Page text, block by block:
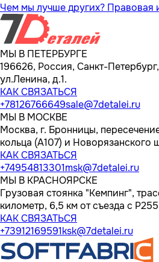
Чем мы лучше других? Правовая
МЫ В ПЕТЕРБУРГЕ
196626, Россия, Санкт-
ул.Ленина, д.1.
КАК СВЯЗАТЬСЯ
+78126766649sale@7detalei.ru
МЫ В МОСКВЕ
Москва, г. Бронницы,
кольца (А107) и Новорязанского
КАК СВЯЗАТЬСЯ
+74954813301msk@7detalei.ru
МЫ В КРАСНОЯРСКЕ
Грузовая стоянка "Кемпинг",
километр, 6,5 км от съезда с Р255
КАК СВЯЗАТЬСЯ
+73912169591ksk@7detalei.ru